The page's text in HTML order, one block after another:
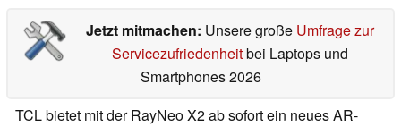
Jetzt mitmachen: Unsere große Umfrage zur
Servicezufriedenheitbei Laptops und
Smartphones 2026
TCL bietet mit der RayNeo X2 ab sofort ein neues AR-